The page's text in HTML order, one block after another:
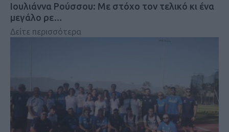
Iουλιάννα Ρούσσου: Με στόχο τον τελικό κι ένα
μεγάλο ρε…
Δείτε περισσότερα